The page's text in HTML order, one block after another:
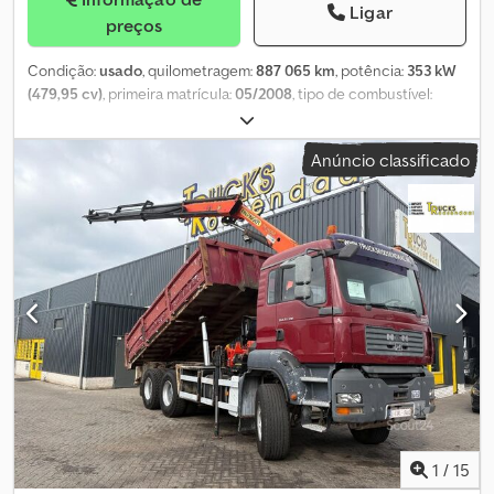
preços
Ligar
Condição:usado, quilometragem:887 065 km, potência: 353 kW
(479,95 cv) , primeira matrícula:05/2008 , tipo de combustível:
6x4, travões:
classe de emissão:Euro 4, suspensão:aço-ar, Ano de fabrico:
, MAN TGA 33.480 ano 2008, 887.065 km, EURO 4, sistema
hidráulico, transmissão manual, suspensão pneumática. Djdpoqd
Ripsfx Ah Hock
Anúncio classificado
1 / 15